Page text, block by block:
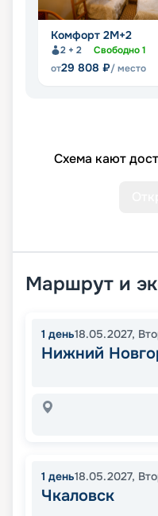
Комфорт 2M+2
2 + 2 Свободно1
от29 808 ₽/ место
Схема кают
Маршрут и
1 день18.05.2027,
Нижний
1 день18.05.2027,
Чкаловск